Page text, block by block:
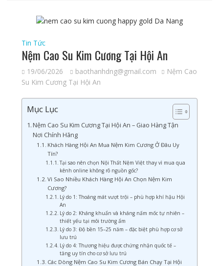
Tin Tức
Nệm Cao Su Kim Cương Tại Hội An
19/06/2026 baothanhdng@gmail.com
Nệm Cao
Su Kim Cương Tại Hội An
Mục Lục
Nệm Cao Su Kim Cương Tại Hội An – Giao Hàng Tận
Nơi Chính Hãng
Khách Hàng Hội An Mua Nệm Kim Cương Ở Đâu Uy
Tín?
Tại sao nên chọn Nội Thất Nệm Việt thay vì mua qua
kênh online không rõ nguồn gốc?
Vì Sao Nhiều Khách Hàng Hội An Chọn Nệm Kim
Cương?
Lý do 1: Thoáng mát vượt trội – phù hợp khí hậu Hội
An
Lý do 2: Kháng khuẩn và kháng nấm mốc tự nhiên –
thiết yếu tại môi trường ẩm
Lý do 3: Độ bền 15–25 năm – đặc biệt phù hợp cơ sở
lưu trú
Lý do 4: Thương hiệu được chứng nhận quốc tế –
tăng uy tín cho cơ sở lưu trú
Các Dòng Nệm Cao Su Kim Cương Bán Chạy Tại Hội